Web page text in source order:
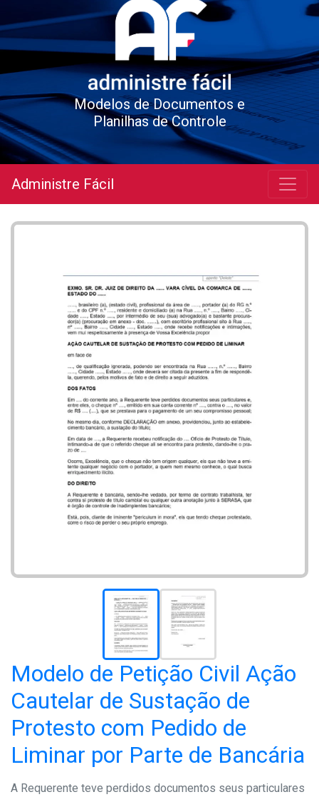
Modelos de Documentos e
Planilhas de Controle
Administre Fácil
Modelo de Petição Civil Ação
Cautelar de Sustação de
Protesto com Pedido de
Liminar por Parte de Bancária
A Requerente teve perdidos documentos seus particulares